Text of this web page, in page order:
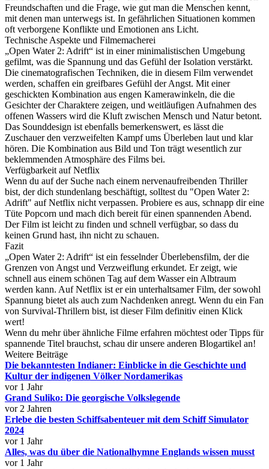
Freundschaften und die Frage, wie gut man die Menschen kennt,
mit denen man unterwegs ist. In gefährlichen Situationen kommen
oft verborgene Konflikte und Emotionen ans Licht.
Technische Aspekte und Filmemacherei
„Open Water 2: Adrift“ ist in einer minimalistischen Umgebung
gefilmt, was die Spannung und das Gefühl der Isolation verstärkt.
Die cinematografischen Techniken, die in diesem Film verwendet
werden, schaffen ein greifbares Gefühl der Angst. Mit einer
geschickten Kombination aus engen Kamerawinkeln, die die
Gesichter der Charaktere zeigen, und weitläufigen Aufnahmen des
offenen Wassers wird die Kluft zwischen Mensch und Natur betont.
Das Sounddesign ist ebenfalls bemerkenswert, es lässt die
Zuschauer den verzweifelten Kampf ums Überleben laut und klar
hören. Die Kombination aus Bild und Ton trägt wesentlich zur
beklemmenden Atmosphäre des Films bei.
Verfügbarkeit auf Netflix
Wenn du auf der Suche nach einem nervenaufreibenden Thriller
bist, der dich stundenlang beschäftigt, solltest du "Open Water 2:
Adrift" auf Netflix nicht verpassen. Probiere es aus, schnapp dir eine
Tüte Popcorn und mach dich bereit für einen spannenden Abend.
Der Film ist leicht zu finden und schnell verfügbar, so dass du
keinen Grund hast, ihn nicht zu schauen.
Fazit
„Open Water 2: Adrift“ ist ein fesselnder Überlebensfilm, der die
Grenzen von Angst und Verzweiflung erkundet. Er zeigt, wie
schnell aus einem schönen Tag auf dem Wasser ein Albtraum
werden kann. Auf Netflix ist er ein unterhaltsamer Film, der sowohl
Spannung bietet als auch zum Nachdenken anregt. Wenn du ein Fan
von Survival-Thrillern bist, ist dieser Film definitiv einen Klick
wert!
Wenn du mehr über ähnliche Filme erfahren möchtest oder Tipps für
spannende Titel brauchst, schau dir unsere anderen Blogartikel an!
Weitere Beiträge
Die bekanntesten Indianer: Einblicke in die Geschichte und
Kultur der indigenen Völker Nordamerikas
vor 1 Jahr
Grand Suliko: Die georgische Volkslegende
vor 2 Jahren
Erlebe die besten Schiffsabenteuer mit dem Schiff Simulator
2024
vor 1 Jahr
Alles, was du über die Nationalhymne Englands wissen musst
vor 1 Jahr